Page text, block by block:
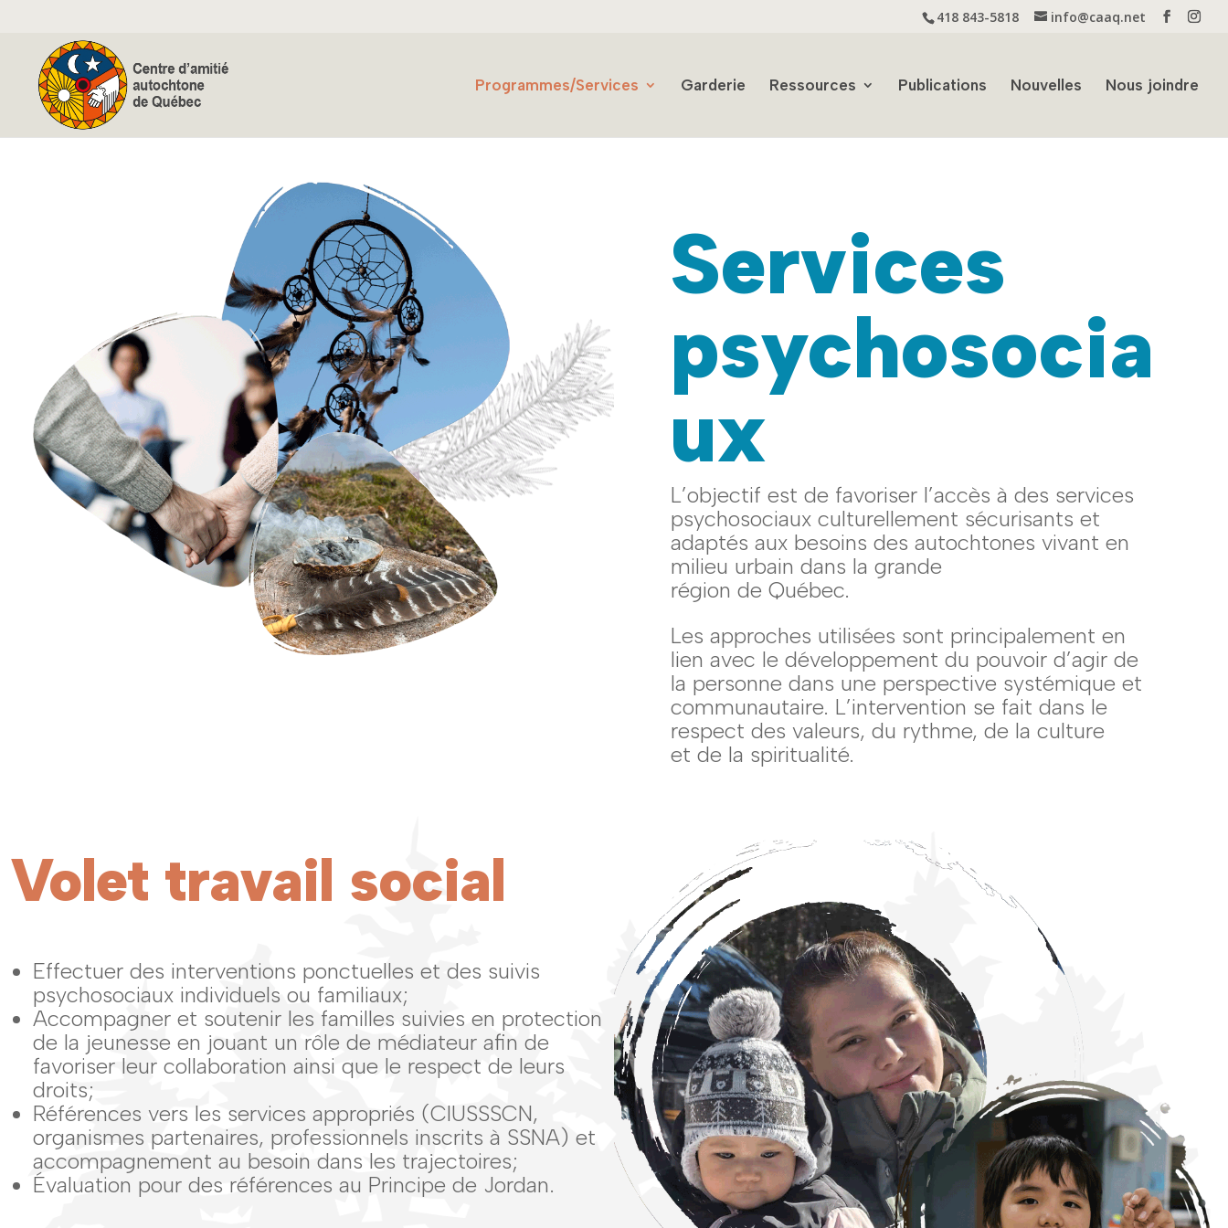
418 843-5818 info@caaq.net
Programmes/Services Garderie Ressources Publications Nouvelles Nous joindre
Services
psychosocia
ux
L’objectif est de favoriser l’accès à des services
psychosociaux culturellement sécurisants et
adaptés aux besoins des autochtones vivant en
milieu urbain dans la grande
région de Québec.
Les approches utilisées sont principalement en
lien avec le développement du pouvoir d’agir de
la personne dans une perspective systémique et
communautaire. L’intervention se fait dans le
respect des valeurs, du rythme, de la culture
et de la spiritualité.
Volet travail social
Effectuer des interventions ponctuelles et des suivis
psychosociaux individuels ou familiaux;
Accompagner et soutenir les familles suivies en protection
de la jeunesse en jouant un rôle de médiateur afin de
favoriser leur collaboration ainsi que le respect de leurs
droits;
Références vers les services appropriés (CIUSSSCN,
organismes partenaires, professionnels inscrits à SSNA) et
accompagnement au besoin dans les trajectoires;
Évaluation pour des références au Principe de Jordan.